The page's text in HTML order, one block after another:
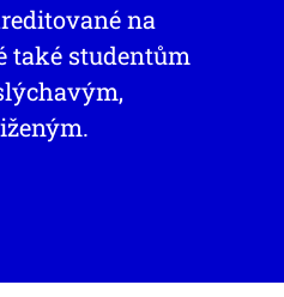
na
také studentům